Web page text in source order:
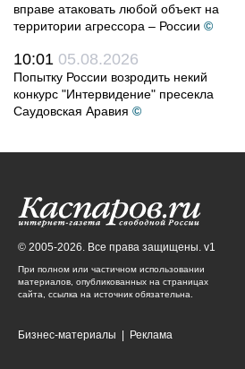
вправе атаковать любой объект на
территории агрессора – России ©
10:01 05.08.2026
Попытку России возродить некий
конкурс "Интервидение" пресекла
Саудовская Аравия ©
© 2005-2026. Все права защищены. v1
При полном или частичном использовании
материалов, опубликованных на страницах
сайта, ссылка на источник обязательна.
Бизнес-материалы Реклама